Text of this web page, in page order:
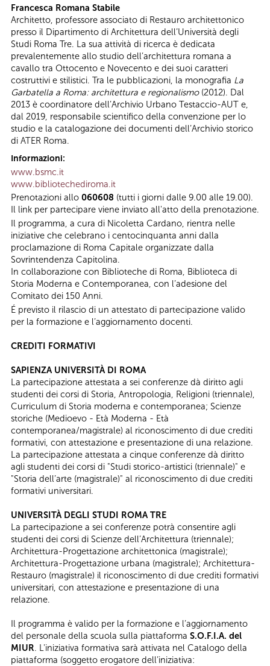
Francesca Romana Stabile
Architetto, professore associato di Restauro architettonico
presso il Dipartimento di Architettura dell’Università degli
Studi Roma Tre. La sua attività di ricerca è dedicata
prevalentemente allo studio dell’architettura romana a
cavallo tra Ottocento e Novecento e dei suoi caratteri
costruttivi e stilistici. Tra le pubblicazioni, la monografia La
Garbatella a Roma: architettura e regionalismo (2012). Dal
2013 è coordinatore dell’Archivio Urbano Testaccio-AUT e,
dal 2019, responsabile scientifico della convenzione per lo
studio e la catalogazione dei documenti dell’Archivio storico
di ATER Roma.
Informazioni:
www.bsmc.it
www.bibliotechediroma.it
Prenotazioni allo 060608 (tutti i giorni dalle 9.00 alle 19.00).
Il link per partecipare viene inviato all'atto della prenotazione.
Il programma, a cura di Nicoletta Cardano, rientra nelle
iniziative che celebrano i centocinquanta anni dalla
proclamazione di Roma Capitale organizzate dalla
Sovrintendenza Capitolina.
In collaborazione con Biblioteche di Roma, Biblioteca di
Storia Moderna e Contemporanea, con l’adesione del
Comitato dei 150 Anni.
É previsto il rilascio di un attestato di partecipazione valido
per la formazione e l’aggiornamento docenti.
CREDITI FORMATIVI
SAPIENZA UNIVERSITÀ DI ROMA
La partecipazione attestata a sei conferenze dà diritto agli
studenti dei corsi di Storia, Antropologia, Religioni (triennale),
Curriculum di Storia moderna e contemporanea; Scienze
storiche (Medioevo - Età Moderna - Età
contemporanea/magistrale) al riconoscimento di due crediti
formativi, con attestazione e presentazione di una relazione.
​La partecipazione attestata a cinque conferenze dà diritto
agli studenti dei corsi di "Studi storico-artistici (triennale)" e
"Storia dell’arte (magistrale)" al riconoscimento di due crediti
formativi universitari.
UNIVERSITÀ DEGLI STUDI ROMA TRE
La partecipazione a sei conferenze potrà consentire agli
studenti dei corsi di Scienze dell’Architettura (triennale);
Architettura-Progettazione architettonica (magistrale);
Architettura-Progettazione urbana (magistrale); Architettura-
Restauro (magistrale) il riconoscimento di due crediti formativi
universitari, con attestazione e presentazione di una
relazione.
Il programma è valido per la formazione e l’aggiornamento
del personale della scuola sulla piattaforma S.O.F.I.A. del
MIUR. L'iniziativa formativa sarà attivata nel Catalogo della
piattaforma (soggetto erogatore dell’iniziativa: